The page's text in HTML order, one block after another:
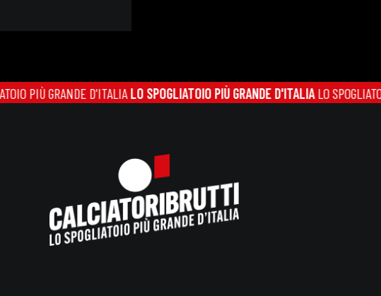
GRANDE D'ITALIALO SPOGLIATOIO PIÙ GRANDE D'ITALIALO SPOGLIATOIO